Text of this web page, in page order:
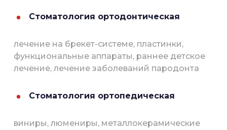
Стоматология ортодонтическая
лечение на брекет-системе, пластинки,
функциональные аппараты, раннее детское
лечение, лечение заболеваний пародонта
Стоматология ортопедическая
виниры, люмениры, металлокерамические